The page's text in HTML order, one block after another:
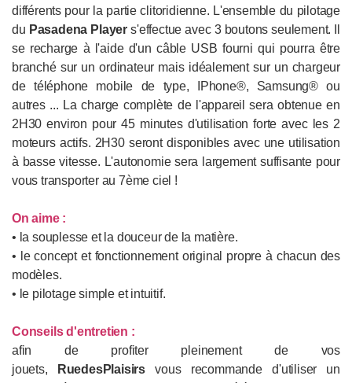
différents pour la partie clitoridienne. L'ensemble du pilotage
du Pasadena Player s'effectue avec 3 boutons seulement. Il
se recharge à l'aide d'un câble USB fourni qui pourra être
branché sur un ordinateur mais idéalement sur un chargeur
de téléphone mobile de type, IPhone®, Samsung® ou
autres ... La charge complète de l'appareil sera obtenue en
2H30 environ pour 45 minutes d'utilisation forte avec les 2
moteurs actifs. 2H30 seront disponibles avec une utilisation
à basse vitesse. L'autonomie sera largement suffisante pour
vous transporter au 7ème ciel !
On aime :
• la souplesse et la douceur de la matière.
• le concept et fonctionnement original propre à chacun des
modèles.
• le pilotage simple et intuitif.
Conseils d'entretien :
afin de profiter pleinement de vos
jouets,
RuedesPlaisirs vous recommande d'utiliser un